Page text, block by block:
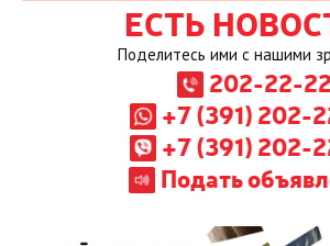
ЕСТЬ
Поделитесь ими с нашими
202-22-22
+7 (391) 202-
+7 (391) 202-
Подать